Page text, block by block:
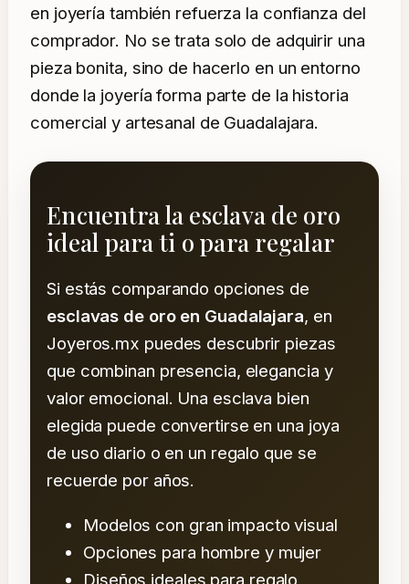
en joyería también refuerza la confianza del
comprador. No se trata solo de adquirir una
pieza bonita, sino de hacerlo en un entorno
donde la joyería forma parte de la historia
comercial y artesanal de Guadalajara.
Encuentra la esclava de oro
ideal para ti o para regalar
Si estás comparando opciones de
esclavas de oro en Guadalajara, en
Joyeros.mx puedes descubrir piezas
que combinan presencia, elegancia y
valor emocional. Una esclava bien
elegida puede convertirse en una joya
de uso diario o en un regalo que se
recuerde por años.
Modelos con gran impacto visual
Opciones para hombre y mujer
Diseños ideales para regalo